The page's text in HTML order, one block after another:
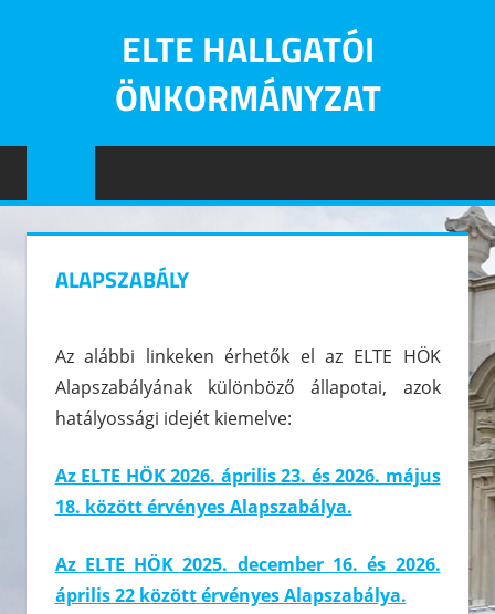
ELTE HALLGATÓI
ÖNKORMÁNYZAT
Tudományegyetem
Hallgatói
hivatalos
ALAPSZABÁLY
Az alábbi linkeken érhetők el az ELTE HÖK
Alapszabályának különböző állapotai, azok
hatályossági idejét kiemelve:
Az ELTE HÖK 2026. április 23. és 2026. május
18. között érvényes Alapszabálya.
Az ELTE HÖK 2025. december 16. és 2026.
április 22 között érvényes Alapszabálya.